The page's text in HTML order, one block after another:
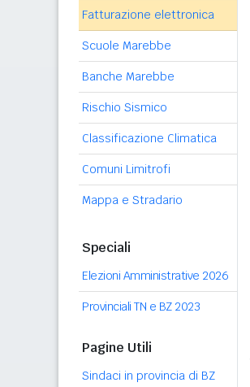
Fatturazione elettronica
Scuole Marebbe
Banche Marebbe
Rischio Sismico
Classificazione Climatica
Comuni Limitrofi
Mappa e Stradario
Speciali
Elezioni Amministrative 2026
Provinciali TN e BZ 2023
Pagine Utili
Sindaci in provincia di BZ